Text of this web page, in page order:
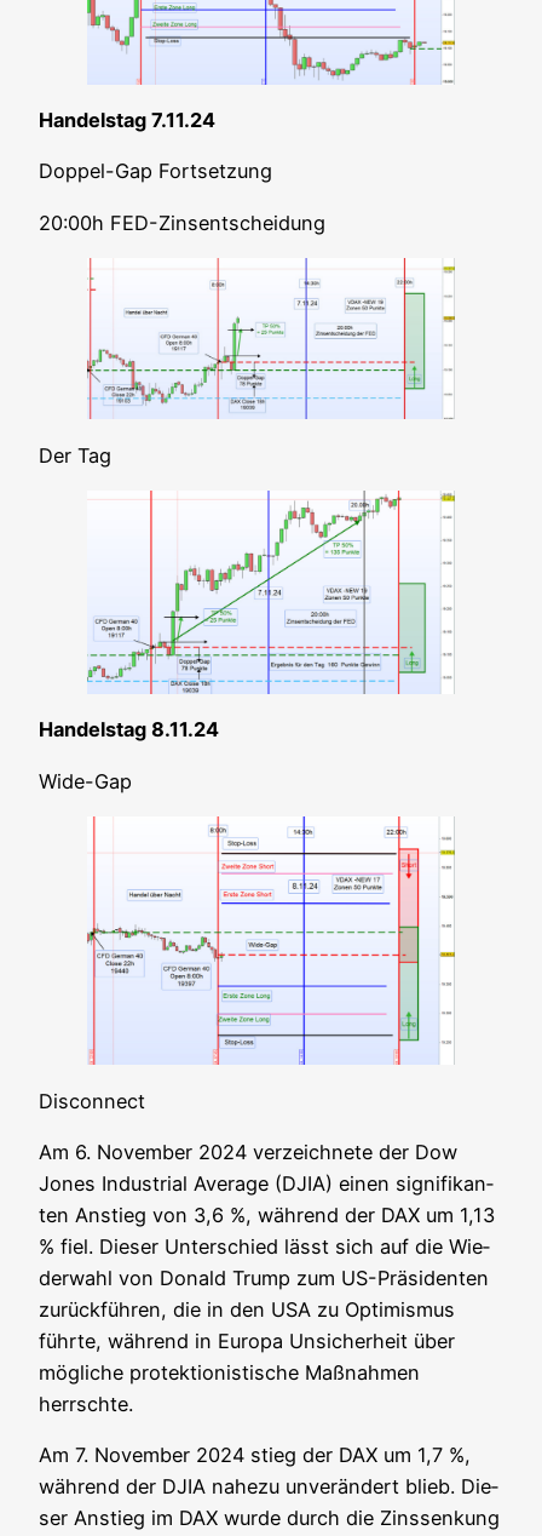
Han­dels­tag 7.11.24
Dop­pel-Gap Fortsetzung
20:00h FED-Zins­ent­schei­dung
Der Tag
Han­dels­tag 8.11.24
Wide-Gap
Dis­con­nect
Am 6. Novem­ber 2024 ver­zeich­ne­te der Dow
Jones Indus­tri­al Avera­ge (DJIA) einen signi­fi­kan­
ten Anstieg von 3,6 %, wäh­rend der DAX um 1,13
% fiel. Die­ser Unter­schied lässt sich auf die Wie­
der­wahl von Donald Trump zum US-Prä­si­den­ten
zurück­füh­ren, die in den USA zu Opti­mis­mus
führ­te, wäh­rend in Euro­pa Unsi­cher­heit über
mög­li­che pro­tek­tio­nis­ti­sche Maß­nah­men
herrschte.
Am 7. Novem­ber 2024 stieg der DAX um 1,7 %,
wäh­rend der DJIA nahe­zu unver­än­dert blieb. Die­
ser Anstieg im DAX wur­de durch die Zins­sen­kung